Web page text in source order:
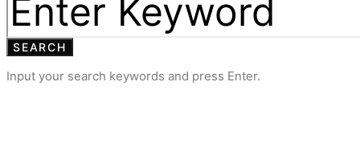
SEARCH
Input your search keywords and press Enter.